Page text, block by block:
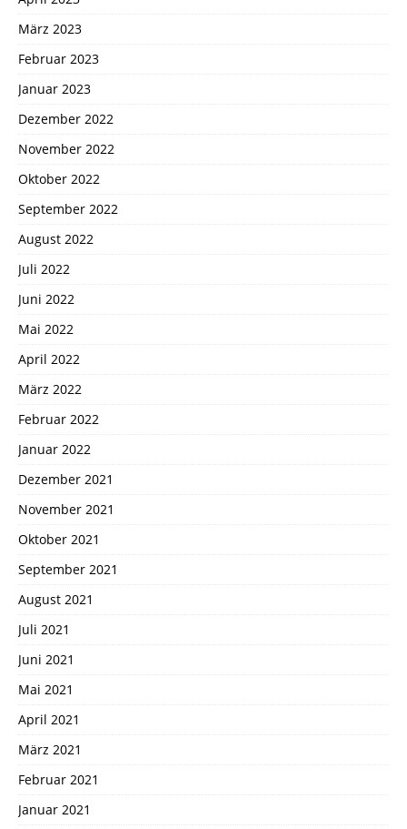
März 2023
Februar 2023
Januar 2023
Dezember 2022
November 2022
Oktober 2022
September 2022
August 2022
Juli 2022
Juni 2022
Mai 2022
April 2022
März 2022
Februar 2022
Januar 2022
Dezember 2021
November 2021
Oktober 2021
September 2021
August 2021
Juli 2021
Juni 2021
Mai 2021
April 2021
März 2021
Februar 2021
Januar 2021